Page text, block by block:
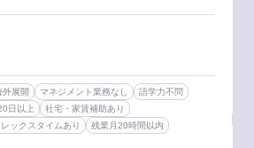
外展開 マネジメント業務なし
語学力不問
日以上
社宅・家賃補助あり
レックスタイムあり
残業月20時間以内